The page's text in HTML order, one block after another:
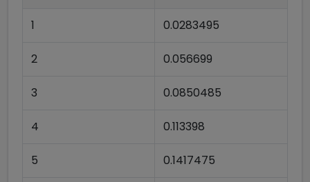
1 0.0283495
2 0.056699
3 0.0850485
4 0.113398
5 0.1417475